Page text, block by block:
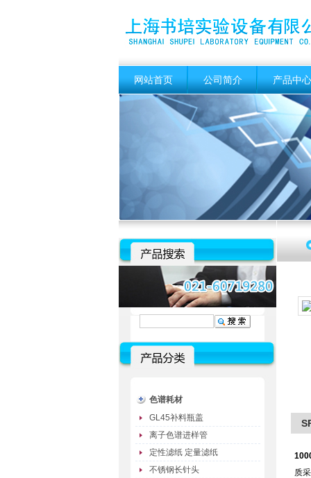
网站首页 公司简介 产品中心
色谱耗材
GL45补料瓶盖
离子色谱进样管
定性滤纸 定量滤纸
不锈钢长针头
10
质